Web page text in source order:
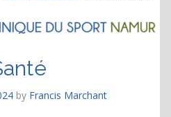
by Francis Marchant